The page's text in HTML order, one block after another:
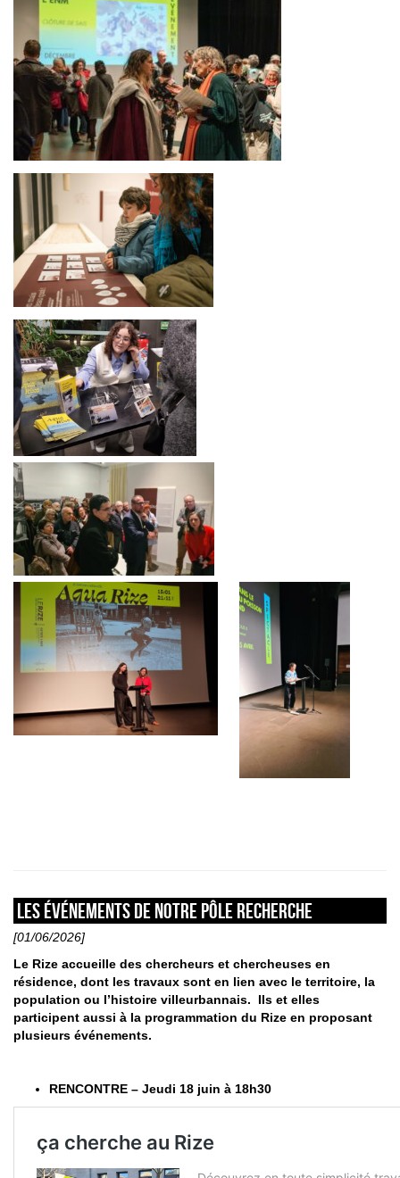
Les événements de notre pôle recherche
[01/06/2026]
Le Rize accueille des chercheurs et chercheuses en
résidence, dont les travaux sont en lien avec le territoire, la
population ou l’histoire villeurbannais. Ils et elles
participent aussi à la programmation du Rize en proposant
plusieurs événements.
RENCONTRE – Jeudi 18 juin à 18h30